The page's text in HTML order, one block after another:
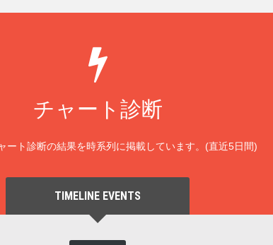
チャート診断
ート診断の結果を時系列に掲載しています。(直近5日間)
TIMELINE EVENTS